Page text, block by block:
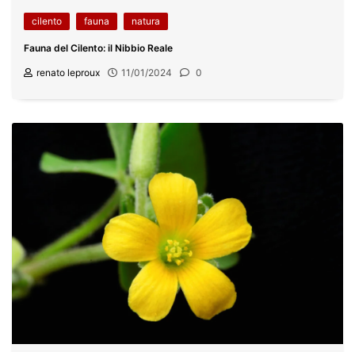
cilento fauna natura
Fauna del Cilento: il Nibbio Reale
renato leproux 11/01/2024 0